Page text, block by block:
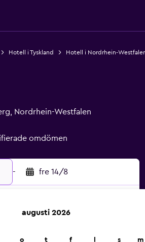
Hotell i Tyskland Hotell i Nordrhein-
Nordrhein-Westfalen
omdömen
- fre 14/8
augusti 2026
o t f s m